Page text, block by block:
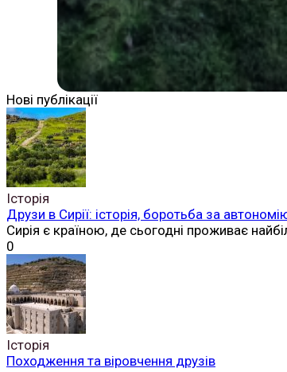
Нові публікації
Історія
Друзи в Сирії: історія, боротьба за
Сирія є країною, де сьогодні проживає
0
Історія
Походження та віровчення друзів